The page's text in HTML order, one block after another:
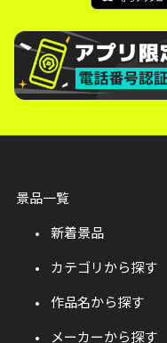
景品一覧
新着景品
カテゴリから探す
作品名から探す
メーカーから探す